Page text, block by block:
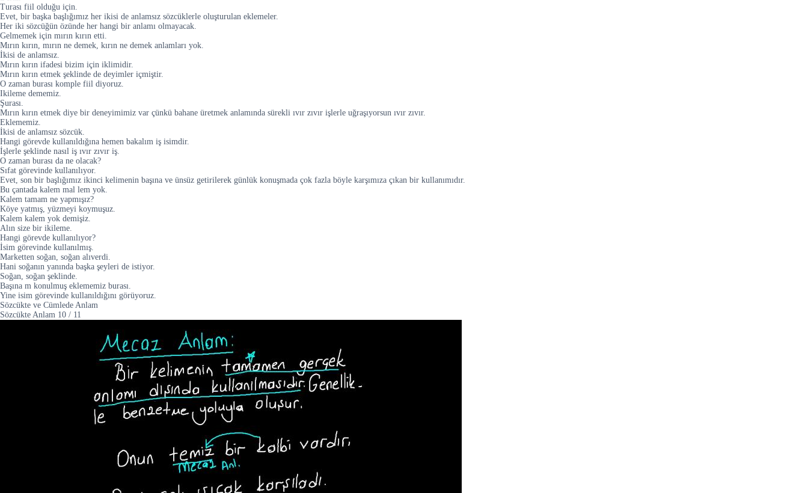
Turası fiil olduğu için.
Evet, bir başka başlığımız her ikisi de anlamsız sözcüklerle oluşturulan eklemeler.
Her iki sözcüğün özünde her hangi bir anlamı olmayacak.
Gelmemek için mırın kırın etti.
Mırın kırın, mırın ne demek, kırın ne demek anlamları yok.
İkisi de anlamsız.
Mırın kırın ifadesi bizim için iklimidir.
Mırın kırın etmek şeklinde de deyimler içmiştir.
O zaman burası komple fiil diyoruz.
Ikileme dememiz.
Şurası.
Mırın kırın etmek diye bir deneyimimiz var çünkü bahane üretmek anlamında sürekli ıvır zıvır işlerle uğraşıyorsun ıvır zıvır.
Eklememiz.
İkisi de anlamsız sözcük.
Hangi görevde kullanıldığına hemen bakalım iş isimdir.
İşlerle şeklinde nasıl iş ıvır zıvır iş.
O zaman burası da ne olacak?
Sıfat görevinde kullanılıyor.
Evet, son bir başlığımız ikinci kelimenin başına ve ünsüz getirilerek günlük konuşmada çok fazla böyle karşımıza çıkan bir kullanımıdır.
Bu çantada kalem mal lem yok.
Kalem tamam ne yapmışız?
Köye yatmış, yüzmeyi koymuşuz.
Kalem kalem yok demişiz.
Alın size bir ikileme.
Hangi görevde kullanılıyor?
İsim görevinde kullanılmış.
Marketten soğan, soğan alıverdi.
Hani soğanın yanında başka şeyleri de istiyor.
Soğan, soğan şeklinde.
Başına m konulmuş eklememiz burası.
Yine isim görevinde kullanıldığını görüyoruz.
Sözcükte ve Cümlede Anlam
Sözcükte Anlam 10 / 11